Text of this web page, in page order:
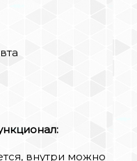
внутри можно